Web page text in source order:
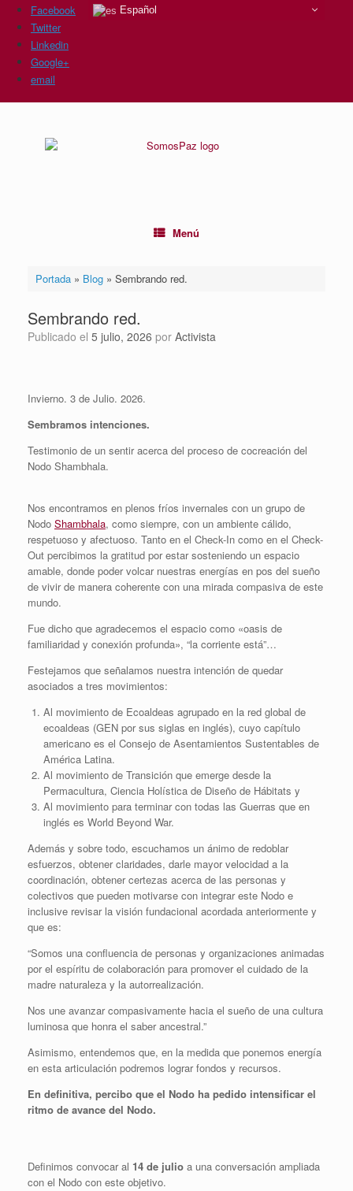
Facebook
Twitter
Linkedin
Google+
email
Menú
Portada» Blog» Sembrando red.
Sembrando red.
Publicado el 5 julio, 2026 por Activista
Invierno. 3 de Julio. 2026.
Sembramos intenciones.
Testimonio de un sentir acerca del proceso de cocreación del
Nodo Shambhala.
Nos encontramos en plenos fríos invernales con un grupo de
Nodo Shambhala, como siempre, con un ambiente cálido,
respetuoso y afectuoso. Tanto en el Check-In como en el Check-
Out percibimos la gratitud por estar sosteniendo un espacio
amable, donde poder volcar nuestras energías en pos del sueño
de vivir de manera coherente con una mirada compasiva de este
mundo.
Fue dicho que agradecemos el espacio como «oasis de
familiaridad y conexión profunda», “la corriente está”…
Festejamos que señalamos nuestra intención de quedar
asociados a tres movimientos:
Al movimiento de Ecoaldeas agrupado en la red global de
ecoaldeas (GEN por sus siglas en inglés), cuyo capítulo
americano es el Consejo de Asentamientos Sustentables de
América Latina.
Al movimiento de Transición que emerge desde la
Permacultura, Ciencia Holística de Diseño de Hábitats y
Al movimiento para terminar con todas las Guerras que en
inglés es World Beyond War.
Además y sobre todo, escuchamos un ánimo de redoblar
esfuerzos, obtener claridades, darle mayor velocidad a la
coordinación, obtener certezas acerca de las personas y
colectivos que pueden motivarse con integrar este Nodo e
inclusive revisar la visión fundacional acordada anteriormente y
que es:
“Somos una confluencia de personas y organizaciones animadas
por el espíritu de colaboración para promover el cuidado de la
madre naturaleza y la autorrealización.
Nos une avanzar compasivamente hacia el sueño de una cultura
luminosa que honra el saber ancestral.”
Asimismo, entendemos que, en la medida que ponemos energía
en esta articulación podremos lograr fondos y recursos.
En definitiva, percibo que el Nodo ha pedido intensificar el
ritmo de avance del Nodo.
Definimos convocar al 14 de julio a una conversación ampliada
con el Nodo con este objetivo.
Español